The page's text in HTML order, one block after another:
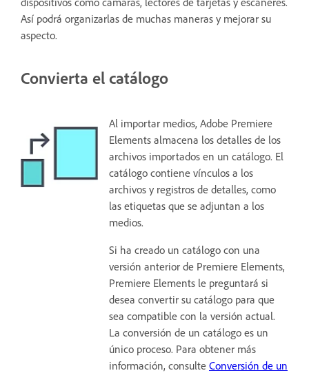
Así podrá organizarlas de muchas maneras y mejorar su
aspecto.
Convierta el catálogo
Al importar medios, Adobe Premiere
Elements almacena los detalles de los
archivos importados en un catálogo. El
catálogo contiene vínculos a los
archivos y registros de detalles, como
las etiquetas que se adjuntan a los
medios.
Si ha creado un catálogo con una
versión anterior de Premiere Elements,
Premiere Elements le preguntará si
desea convertir su catálogo para que
sea compatible con la versión actual.
La conversión de un catálogo es un
único proceso. Para obtener más
información, consulte Conversión de un